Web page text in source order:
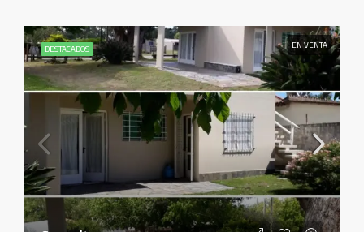
DESTACADOS EN VENTA